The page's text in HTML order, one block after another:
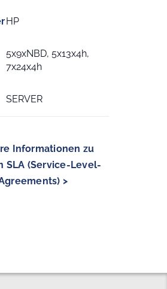
HP
5x9xNBD, 5x13x4h,
7x24x4h
SERVER
Informationen zu
SLA (Service-Level-
>